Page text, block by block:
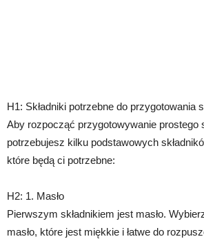
H1: Składniki potrzebne do przygotowania
Aby rozpocząć przygotowywanie prostego
potrzebujesz kilku podstawowych
które będą ci potrzebne:
H2: 1. Masło
Pierwszym składnikiem jest masło.
masło, które jest miękkie i łatwe do